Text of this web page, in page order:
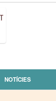
NOTÍCIES